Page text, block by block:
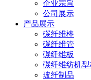
企业宗旨
公司展示
产品展示
碳纤维棒
碳纤维管
碳纤维板
碳纤维纺机型
玻纤制品